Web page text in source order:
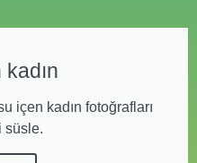
içen kadın fotoğrafları
süsle.